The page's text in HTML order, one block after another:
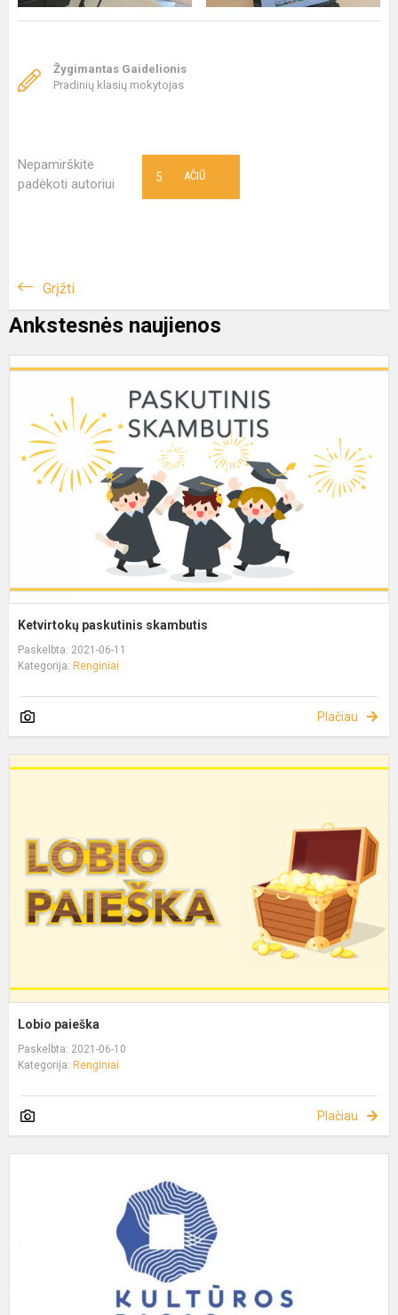
Žygimantas Gaidelionis
Pradinių klasių mokytojas
Nepamirškite
padėkoti autoriui
AČIŪ
5
Grįžti
Ankstesnės naujienos
Ketvirtokų paskutinis skambutis
Paskelbta: 2021-06-11
Kategorija: Renginiai
Plačiau
Lobio paieška
Paskelbta: 2021-06-10
Kategorija: Renginiai
Plačiau